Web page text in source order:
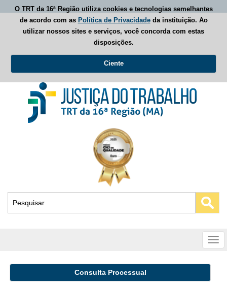
O TRT da 16ª Região utiliza cookies e tecnologias semelhantes
de acordo com as Política de Privacidadeda instituição. Ao
utilizar nossos sites e serviços, você concorda com estas
disposições.
Ciente
Consulta Processual